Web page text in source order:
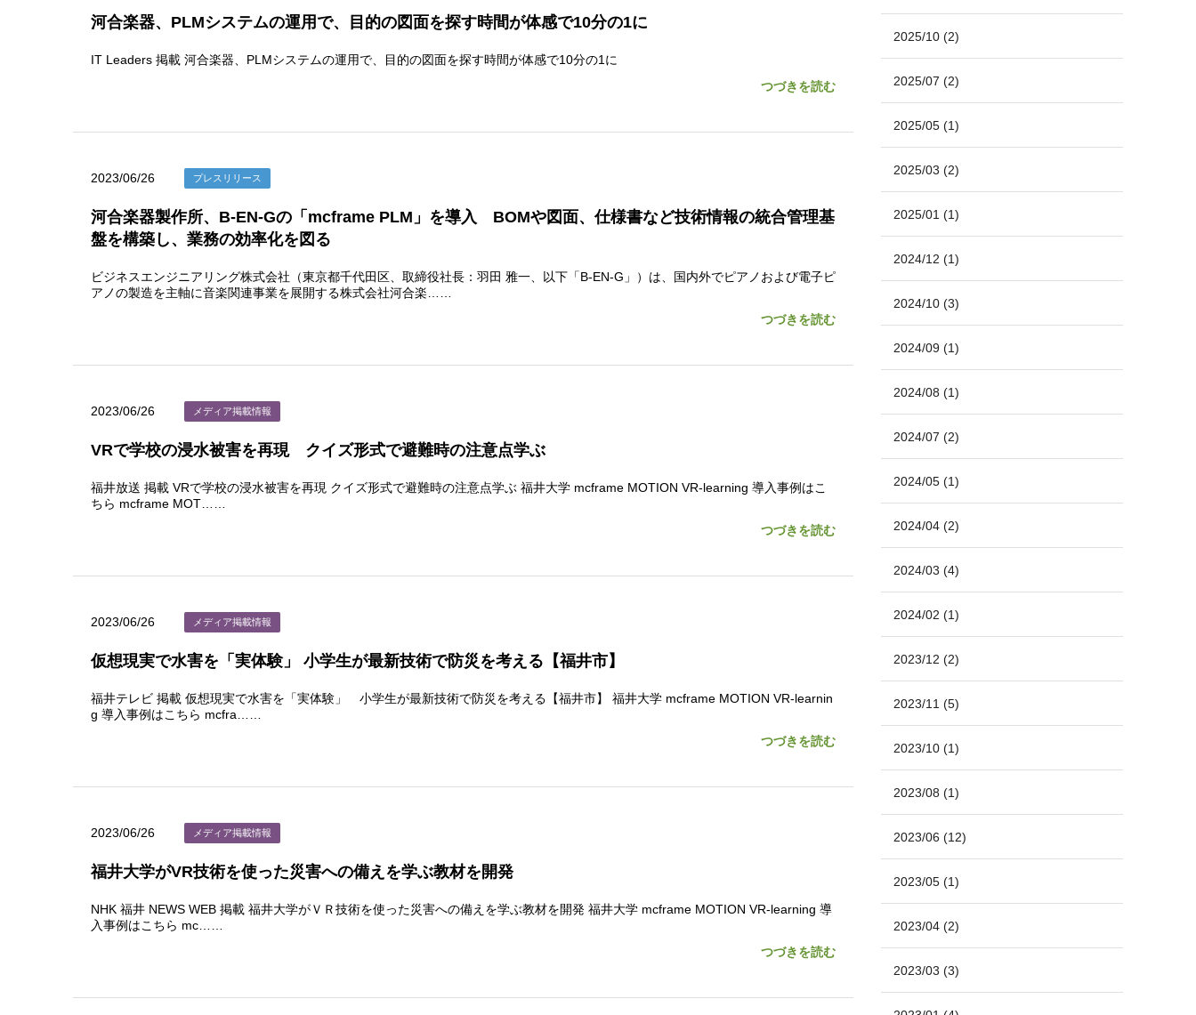
河合楽器、PLMシステムの運用で、目的の図面を探す時間が体感で10分の1に
IT Leaders 掲載 河合楽器、PLMシステムの運用で、目的の図面を探す時間が体感で10分の1に
つづきを読む
2023/06/26 プレスリリース
河合楽器製作所、B-EN-Gの「mcframe PLM」を導入 BOMや図面、仕様書など技術情報の統合管理基
盤を構築し、業務の効率化を図る
ビジネスエンジニアリング株式会社（東京都千代田区、取締役社長：羽田 雅一、以下「B-EN-G」）は、国内外でピアノおよび電子ピ
アノの製造を主軸に音楽関連事業を展開する株式会社河合楽……
つづきを読む
2023/06/26 メディア掲載情報
VRで学校の浸水被害を再現 クイズ形式で避難時の注意点学ぶ
福井放送 掲載 VRで学校の浸水被害を再現 クイズ形式で避難時の注意点学ぶ 福井大学 mcframe MOTION VR-learning 導入事例はこ
ちら mcframe MOT……
つづきを読む
2023/06/26 メディア掲載情報
仮想現実で水害を「実体験」 小学生が最新技術で防災を考える【福井市】
福井テレビ 掲載 仮想現実で水害を「実体験」 小学生が最新技術で防災を考える【福井市】 福井大学 mcframe MOTION VR-learnin
g 導入事例はこちら mcfra……
つづきを読む
2023/06/26 メディア掲載情報
福井大学がVR技術を使った災害への備えを学ぶ教材を開発
NHK 福井 NEWS WEB 掲載 福井大学がＶＲ技術を使った災害への備えを学ぶ教材を開発 福井大学 mcframe MOTION VR-learning 導
入事例はこちら mc……
つづきを読む
2025/10 (2)
2025/07 (2)
2025/05 (1)
2025/03 (2)
2025/01 (1)
2024/12 (1)
2024/10 (3)
2024/09 (1)
2024/08 (1)
2024/07 (2)
2024/05 (1)
2024/04 (2)
2024/03 (4)
2024/02 (1)
2023/12 (2)
2023/11 (5)
2023/10 (1)
2023/08 (1)
2023/06 (12)
2023/05 (1)
2023/04 (2)
2023/03 (3)